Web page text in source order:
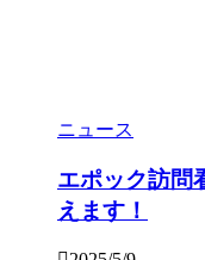
ニュース
エポック訪問
えます！